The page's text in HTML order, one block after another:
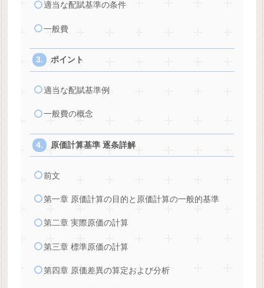
適当な配賦基準の条件
一般費
ポイント
適当な配賦基準例
一般費の概念
原価計算基準 逐条詳解
前文
第一章 原価計算の目的と原価計算の一般的基準
第二章 実際原価の計算
第三章 標準原価の計算
第四章 原価差異の算定および分析